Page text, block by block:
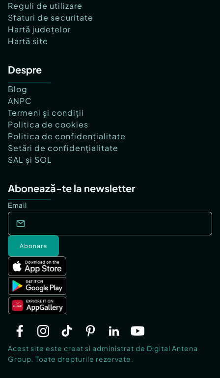
Reguli de utilizare
Sfaturi de securitate
Hartă județelor
Hartă site
Despre
Blog
ANPC
Termeni și condiții
Politica de cookies
Politica de confidențialitate
Setări de confidențialitate
SAL și SOL
Abonează-te la newsletter
Email
Abonare
Acest site este creat si administrat de Digital Antena
Group. Toate drepturile rezervate.